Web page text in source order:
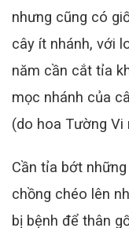
nhưng cũng có
cây ít nhánh, với
năm cần cắt tỉa
mọc nhánh của
(do hoa Tường Vi
Cần tỉa bớt
chồng chéo lên
bị bệnh để thân